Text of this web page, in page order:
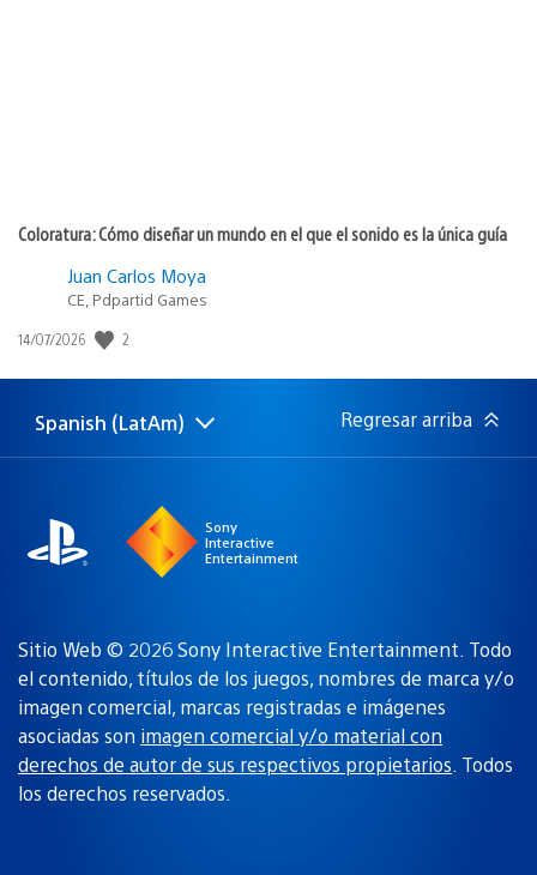
Coloratura: Cómo diseñar un mundo en el que el sonido es la única guía
Juan Carlos Moya
CE, Pdpartid Games
Fecha
publicación:
14/07/2026 2
Elige
una
Región
actual:
Spanish (LatAm) Regresar arriba
Sony
Interactive
Entertainment
Sitio Web © 2026 Sony Interactive Entertainment. Todo
el contenido, títulos de los juegos, nombres de marca y/o
imagen comercial, marcas registradas e imágenes
asociadas son imagen comercial y/o material con
derechos de autor de sus respectivos propietarios. Todos
los derechos reservados.